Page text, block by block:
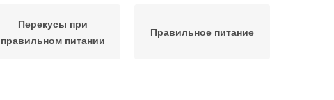
Перекусы при
правильном питании
Правильное питание